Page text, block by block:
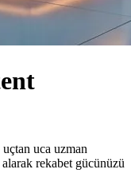
uca uzman
alarak rekabet gücünüzü